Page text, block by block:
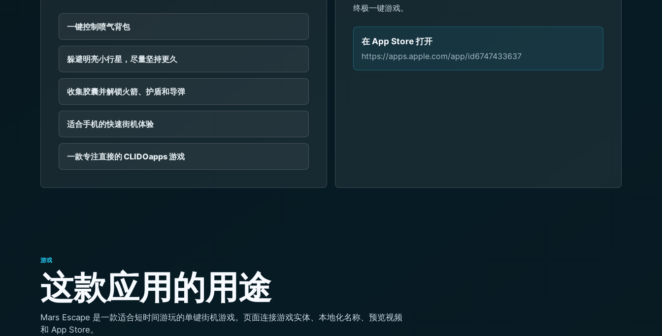
一键控制喷气背包
躲避明亮小行星，尽量坚持更久
收集胶囊并解锁火箭、护盾和导弹
适合手机的快速街机体验
一款专注直接的 CLIDOapps 游戏
终极一键游戏。
在 App Store 打开
https://apps.apple.com/app/id6747433637
游戏
这款应用的用途
Mars Escape 是一款适合短时间游玩的单键街机游戏。页面连接游戏实体、本地化名称、预览视频
和 App Store。